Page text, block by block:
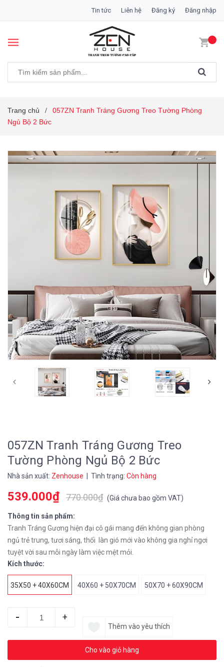
Tin tức Liên hệ Đăng ký Đăng nhập
Trang chủ /
057ZN Tranh Tráng Gương Treo Tường Phòng
Ngủ Bộ 2 Bức
057ZN Tranh Tráng Gương Treo
Tường Phòng Ngủ Bộ 2 Bức
Nhà sản xuất: Zenhouse | Tình trạng: Còn hàng
539.000₫ 770.000₫ (Giá chưa bao gồm VAT)
Thông tin sản phẩm:
Tranh Tráng Gương hiện đại cô gái mang đến không gian phòng
ngủ trẻ trung, tươi sáng, thổi làn gió mới vào không gia nghỉ ngơi
tuyệt vời sau mỗi ngày làm việc mệt mỏi.
Kích thước:
35X50 + 40X60CM 40X60 + 50X70CM 50X70 + 60X90CM
- +
Cho vào giỏ hàng
Thêm vào yêu thích